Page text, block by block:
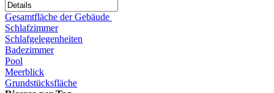
Gesamtfläche der Gebäude
Schlafzimmer
Schlafgelegenheiten
Badezimmer
Pool
Meerblick
Grundstücksfläche